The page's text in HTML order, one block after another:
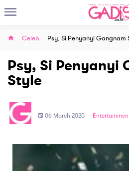
Celeb Psy, Si Penyanyi Gangnam
Psy, Si Penyanyi
Style
06 March 2020